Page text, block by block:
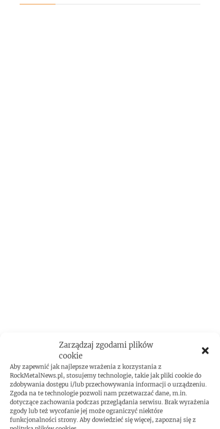
Zarządzaj zgodami plików
cookie
Aby zapewnić jak najlepsze wrażenia z korzystania z
RockMetalNews.pl, stosujemy technologie, takie jak pliki cookie do
zdobywania dostępu i/lub przechowywania informacji o urządzeniu.
Zgoda na te technologie pozwoli nam przetwarzać dane, m.in.
dotyczące zachowania podczas przeglądania serwisu. Brak wyrażenia
zgody lub też wycofanie jej może ograniczyć niektóre
funkcjonalności strony. Aby dowiedzieć się więcej, zapoznaj się z